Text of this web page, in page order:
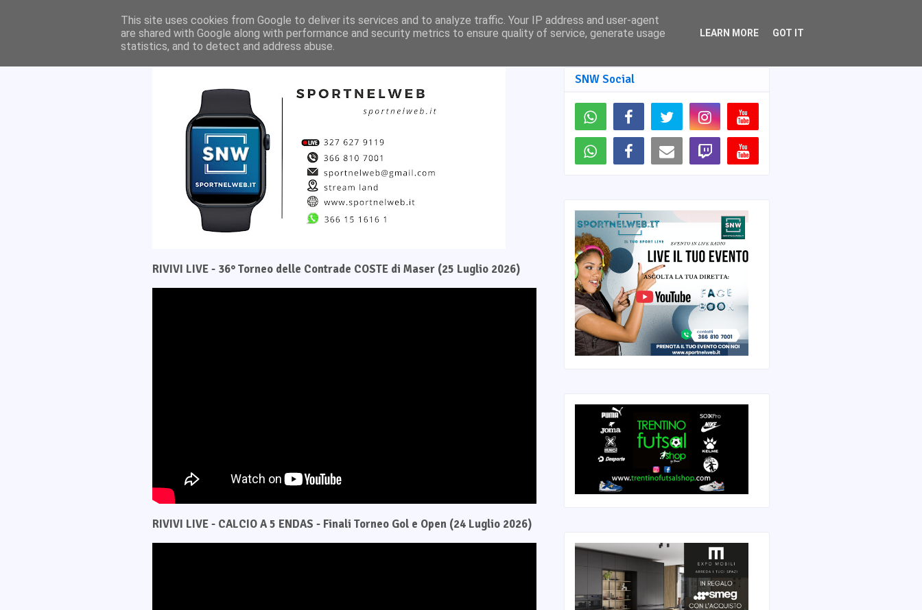
Home Il progetto Pagina Facebook SNW TV
RIVIVI LIVE - 36° Torneo delle Contrade COSTE di Maser (25 Luglio 2026)
RIVIVI LIVE - CALCIO A 5 ENDAS - Finali Torneo Gol e Open (24 Luglio 2026)
SNW Social
This site uses cookies from Google to deliver its services and to analyze traffic. Your IP address and user-agent
are shared with Google along with performance and security metrics to ensure quality of service, generate usage
statistics, and to detect and address abuse.
LEARN MORE GOT IT